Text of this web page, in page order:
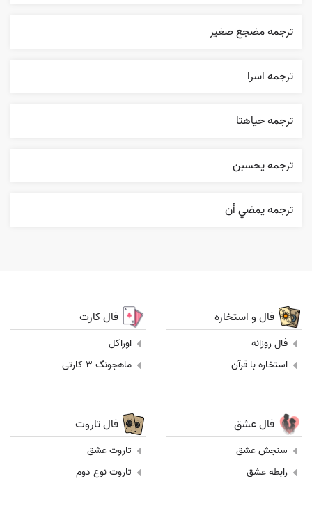
ترجمه مضجع صغير
ترجمه اسرا
ترجمه حياهتا
ترجمه يحسبن
ترجمه يمضي أن
فال و استخاره
فال روزانه
استخاره با قرآن
فال کارت
اوراکل
ماهجونگ 3 کارتی
فال عشق
سنجش عشق
رابطه عشق
فال تاروت
تاروت عشق
تاروت نوع دوم